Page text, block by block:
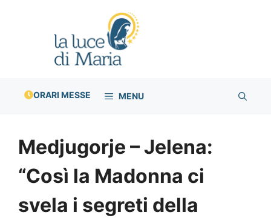
ORARI MESSE MENU
Medjugorje – Jelena:
“Così la Madonna ci
svela i segreti della